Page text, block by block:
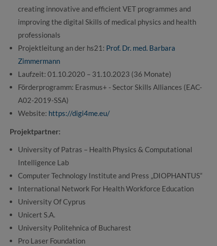
creating innovative and efficient VET programmes and
improving the digital Skills of medical physics and health
professionals
Projektleitung an der hs21: Prof. Dr. med. Barbara
Zimmermann
Laufzeit: 01.10.2020 – 31.10.2023 (36 Monate)
Förderprogramm: Erasmus+ - Sector Skills Alliances (EAC-
A02-2019-SSA)
Website: https://digi4me.eu/
Projektpartner:
University of Patras – Health Physics & Computational
Intelligence Lab
Computer Technology Institute and Press „DIOPHANTUS“
International Network For Health Workforce Education
University Of Cyprus
Unicert S.A.
University Politehnica of Bucharest
Pro Laser Foundation